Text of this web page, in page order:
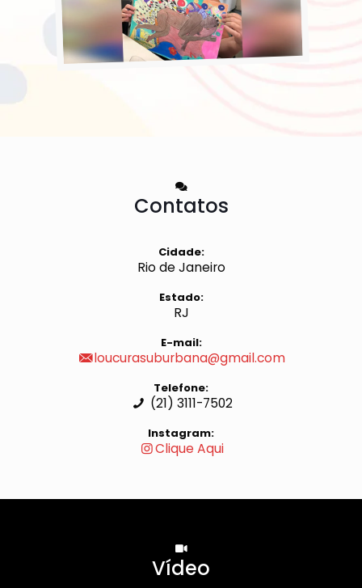
Contatos
Cidade:
Rio de Janeiro
Estado:
RJ
E-mail:
loucurasuburbana@gmail.com
Telefone:
(21) 3111-7502
Instagram:
Clique Aqui
Vídeo